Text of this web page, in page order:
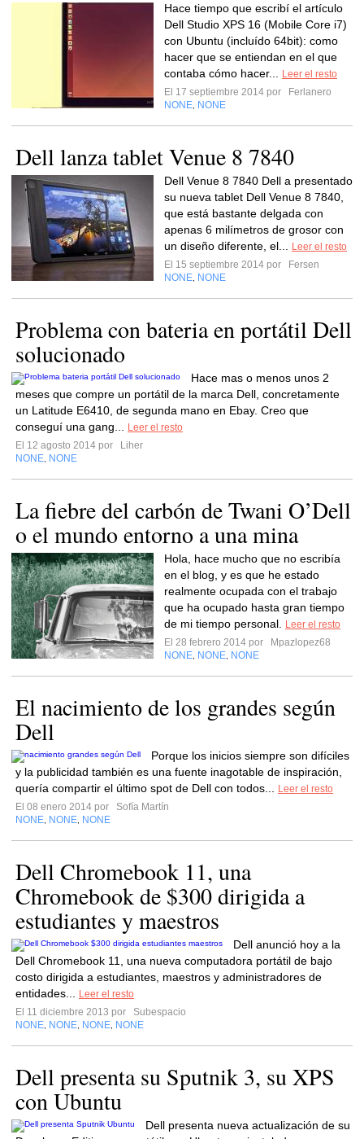
Hace tiempo que escribí el artículo
Dell Studio XPS 16 (Mobile Core i7)
con Ubuntu (incluído 64bit): como
hacer que se entiendan en el que
contaba cómo hacer...
Leer el resto
El 17 septiembre 2014 por
Ferlanero
NONE NONE
Dell lanza tablet Venue 8 7840
Dell Venue 8 7840 Dell a presentado
su nueva tablet Dell Venue 8 7840,
que está bastante delgada con
apenas 6 milímetros de grosor con
un diseño diferente, el...
Leer el resto
El 15 septiembre 2014 por
Fersen
NONE NONE
Problema con bateria en portátil Dell
solucionado
Hace mas o menos unos 2
meses que compre un portátil de la marca Dell, concretamente
un Latitude E6410, de segunda mano en Ebay. Creo que
conseguí una gang...
Leer el resto
El 12 agosto 2014 por
Liher
NONE NONE
La fiebre del carbón de Twani O’Dell
o el mundo entorno a una mina
Hola, hace mucho que no escribía
en el blog, y es que he estado
realmente ocupada con el trabajo
que ha ocupado hasta gran tiempo
de mi tiempo personal.
Leer el resto
El 28 febrero 2014 por
Mpazlopez68
NONE NONE NONE
El nacimiento de los grandes según
Dell
Porque los inicios siempre son difíciles
y la publicidad también es una fuente inagotable de inspiración,
quería compartir el último spot de Dell con todos...
Leer el resto
El 08 enero 2014 por
Sofía Martín
NONE NONE NONE
Dell Chromebook 11, una
Chromebook de $300 dirigida a
estudiantes y maestros
Dell anunció hoy a la
Dell Chromebook 11, una nueva computadora portátil de bajo
costo dirigida a estudiantes, maestros y administradores de
entidades...
Leer el resto
El 11 diciembre 2013 por
Subespacio
NONE NONE NONE NONE
Dell presenta su Sputnik 3, su XPS
con Ubuntu
Dell presenta nueva actualización de su